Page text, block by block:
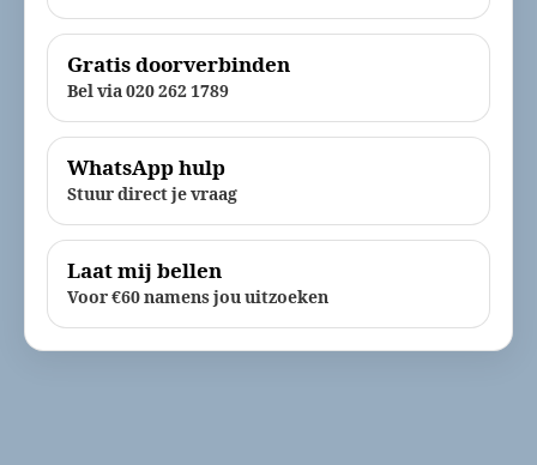
Gratis doorverbinden
Bel via 020 262 1789
WhatsApp hulp
Stuur direct je vraag
Laat mij bellen
Voor €60 namens jou uitzoeken